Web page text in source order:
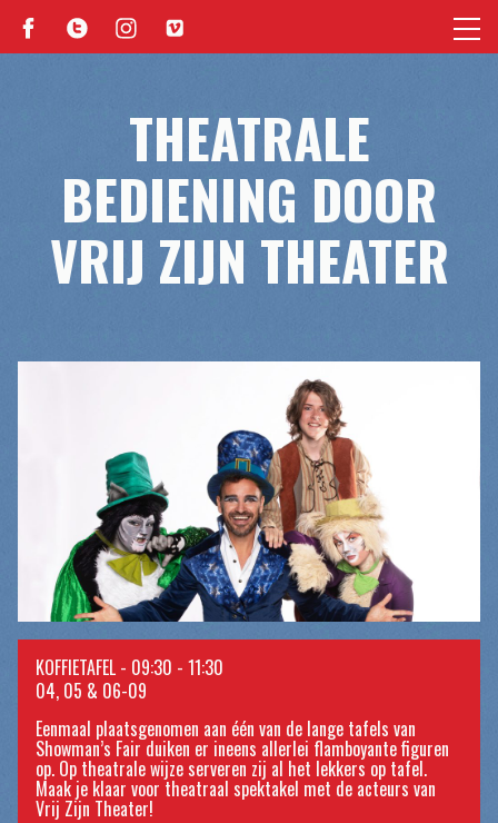
THEATRALE
BEDIENING DOOR
VRIJ ZIJN THEATER
KOFFIETAFEL - 09:30 - 11:30
04, 05 & 06-09
Eenmaal plaatsgenomen aan één van de lange tafels van
Showman’s Fair duiken er ineens allerlei flamboyante figuren
op. Op theatrale wijze serveren zij al het lekkers op tafel.
Maak je klaar voor theatraal spektakel met de acteurs van
Vrij Zijn Theater!